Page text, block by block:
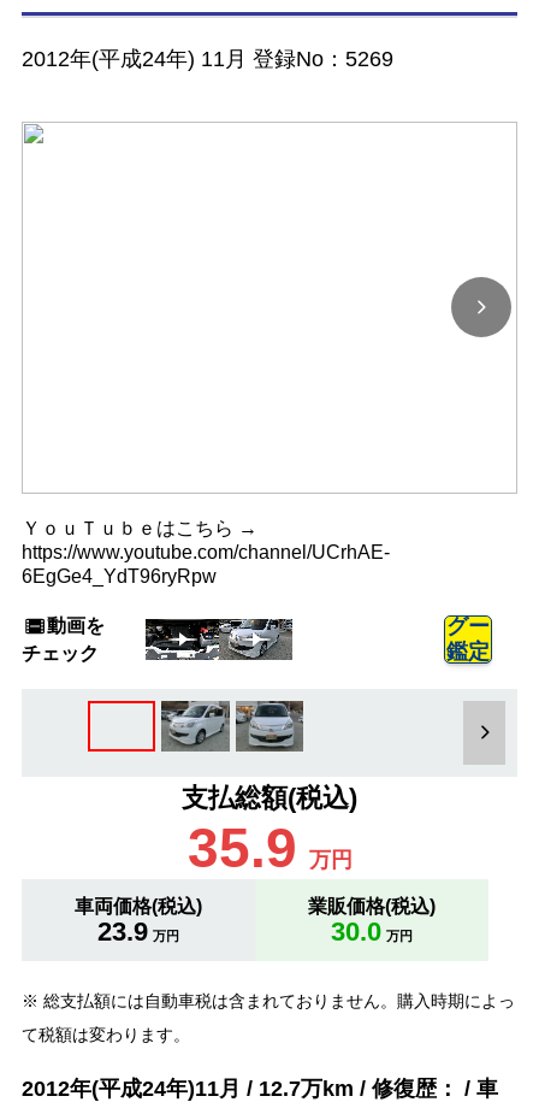
2012年(平成24年) 11月 登録No：5269
ＹｏｕＴｕｂｅはこちら →
https://www.youtube.com/channel/UCrhAE-
6EgGe4_YdT96ryRpw
動画を
チェック
グー
鑑定
支払総額(税込)
35.9 万円
車両価格(税込)
23.9 万円
業販価格(税込)
30.0 万円
※ 総支払額には自動車税は含まれておりません。購入時期によっ
て税額は変わります。
2012年(平成24年)11月 / 12.7万km / 修復歴： / 車